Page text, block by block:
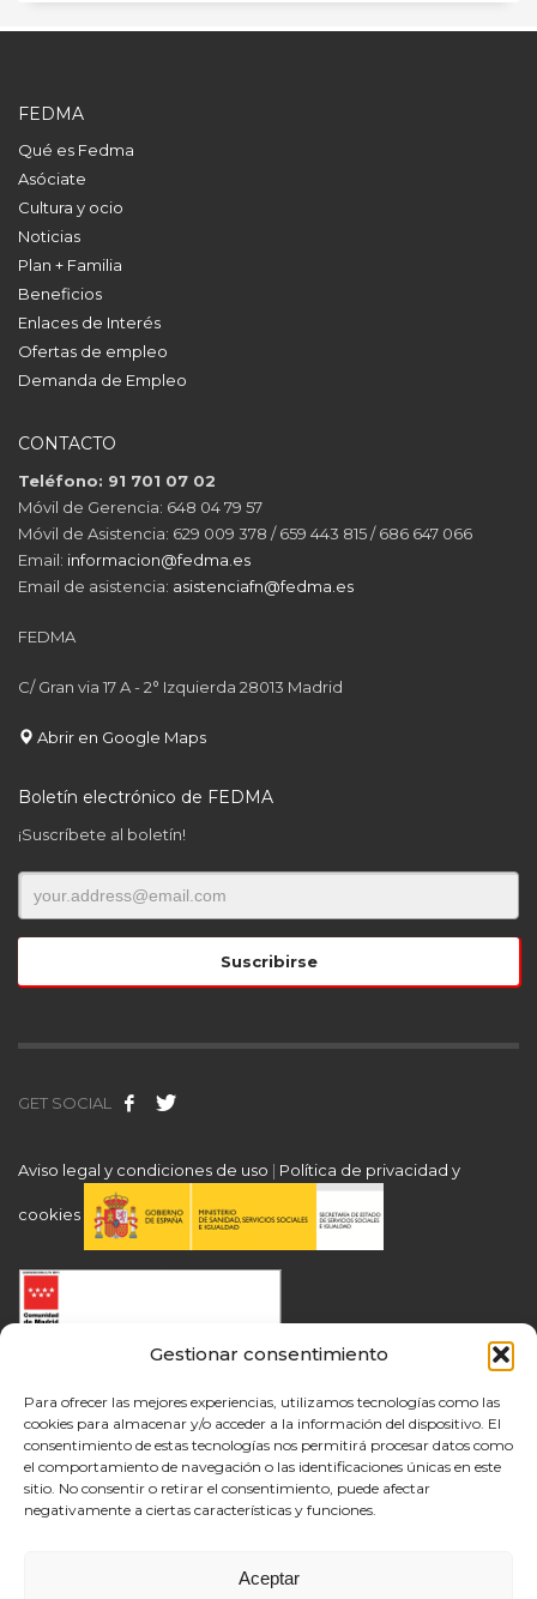
Gestionar consentimiento
Para ofrecer las mejores experiencias, utilizamos tecnologías como las
cookies para almacenar y/o acceder a la información del dispositivo. El
consentimiento de estas tecnologías nos permitirá procesar datos como
el comportamiento de navegación o las identificaciones únicas en este
sitio. No consentir o retirar el consentimiento, puede afectar
negativamente a ciertas características y funciones.
Aceptar
FEDMA
Qué es Fedma
Asóciate
Cultura y ocio
Noticias
Plan + Familia
Beneficios
Enlaces de Interés
Ofertas de empleo
Demanda de Empleo
CONTACTO
Teléfono: 91 701 07 02
Móvil de Gerencia: 648 04 79 57
Móvil de Asistencia: 629 009 378 / 659 443 815 / 686 647 066
Email: informacion@fedma.es
Email de asistencia: asistenciafn@fedma.es
FEDMA
C/ Gran via 17 A - 2° Izquierda 28013 Madrid
Abrir en Google Maps
Boletín electrónico de FEDMA
¡Suscríbete al boletín!
GET SOCIAL
Aviso legal y condiciones de uso | Política de privacidad y
cookies